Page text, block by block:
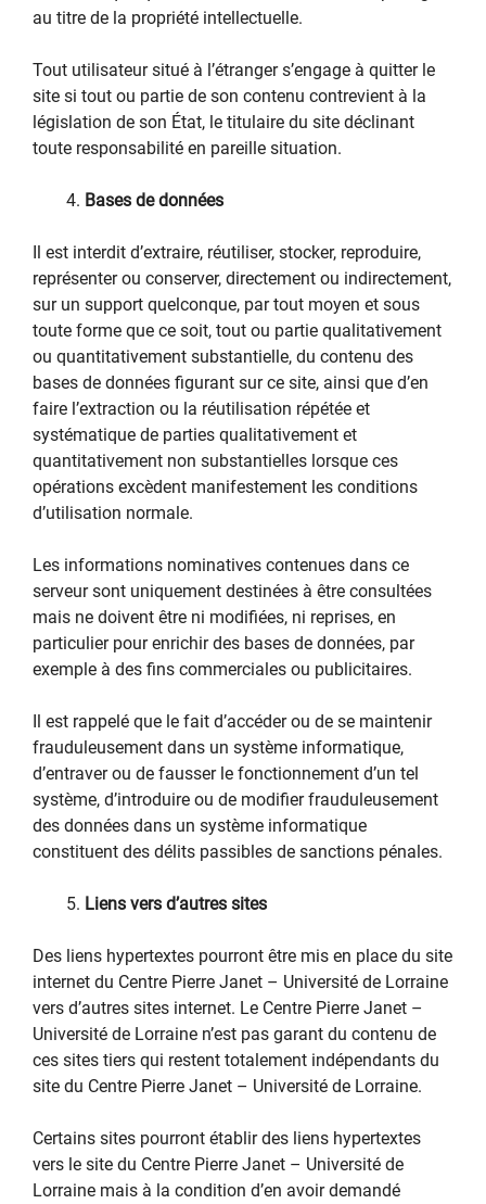
au titre de la propriété intellectuelle.
Tout utilisateur situé à l’étranger s’engage à quitter le
site si tout ou partie de son contenu contrevient à la
législation de son État, le titulaire du site déclinant
toute responsabilité en pareille situation.
Bases de données
Il est interdit d’extraire, réutiliser, stocker, reproduire,
représenter ou conserver, directement ou indirectement,
sur un support quelconque, par tout moyen et sous
toute forme que ce soit, tout ou partie qualitativement
ou quantitativement substantielle, du contenu des
bases de données figurant sur ce site, ainsi que d’en
faire l’extraction ou la réutilisation répétée et
systématique de parties qualitativement et
quantitativement non substantielles lorsque ces
opérations excèdent manifestement les conditions
d’utilisation normale.
Les informations nominatives contenues dans ce
serveur sont uniquement destinées à être consultées
mais ne doivent être ni modifiées, ni reprises, en
particulier pour enrichir des bases de données, par
exemple à des fins commerciales ou publicitaires.
Il est rappelé que le fait d’accéder ou de se maintenir
frauduleusement dans un système informatique,
d’entraver ou de fausser le fonctionnement d’un tel
système, d’introduire ou de modifier frauduleusement
des données dans un système informatique
constituent des délits passibles de sanctions pénales.
Liens vers d’autres sites
Des liens hypertextes pourront être mis en place du site
internet du Centre Pierre Janet – Université de Lorraine
vers d’autres sites internet. Le Centre Pierre Janet –
Université de Lorraine n’est pas garant du contenu de
ces sites tiers qui restent totalement indépendants du
site du Centre Pierre Janet – Université de Lorraine.
Certains sites pourront établir des liens hypertextes
vers le site du Centre Pierre Janet – Université de
Lorraine mais à la condition d’en avoir demandé